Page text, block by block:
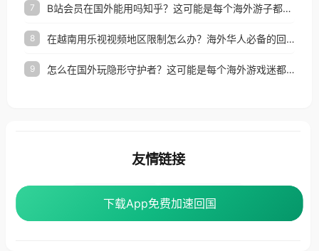
7 B站会员在国外能用吗知乎？这可能是每个海外游子都问过的问题
8 在越南用乐视视频地区限制怎么办？海外华人必备的回国加速攻略
9 怎么在国外玩隐形守护者？这可能是每个海外游戏迷都问过的问题
下载App免费加速回国
下载App免费加速回国
友情链接